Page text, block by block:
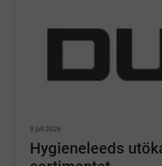
8 juli 2026
Hygieneleeds